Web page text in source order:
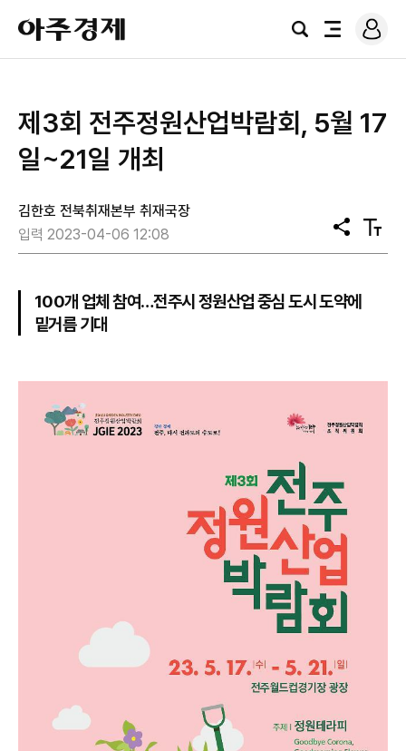
아
주
경
검
전
로
그
제3회 전주정원산업박람회, 5월 17
일~21일 개최
김한호 전북취재본부 취재국장
입력 2023-04-06 12:08
공
유
텍
스
100개 업체 참여…전주시 정원산업 중심 도시 도약에
밑거름 기대